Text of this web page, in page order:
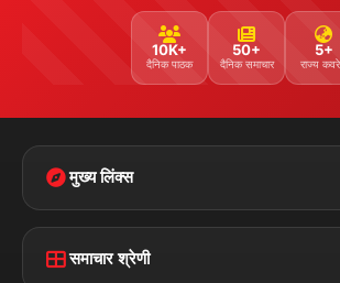
10K+
दैनिक पाठक
50+
दैनिक समाचार
5+
राज्य
मुख्य लिंक्स
मुख्य पृष्ठ हमारे बारे में
समाचार श्रेणी